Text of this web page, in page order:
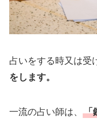
占いをする時又は受
をします。
一流の占い師は、 「